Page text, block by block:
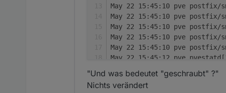
May 22 15:45:10 pve postfix/
May 22 15:45:10 pve postfix/
May 22 15:45:10 pve postfix/
May 22 15:45:10 pve postfix/
May 22 15:45:10 pve postfix/
May 22 15:45:12 pve
May 22 15:45:12 pve
May 22 15:45:12 pve
"Und was bedeutet "geschraubt" ?"
Nichts verändert